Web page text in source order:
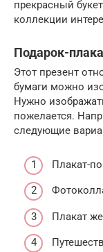
прекрасный
коллекции
Подарок-
Этот презент
бумаги можно
Нужно
пожелается.
следующие
Плакат-
Плакат